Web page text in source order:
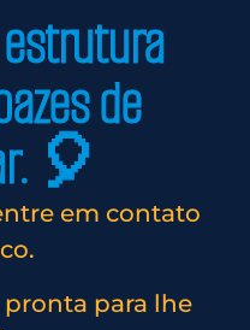
de
🎈
em contato
para lhe